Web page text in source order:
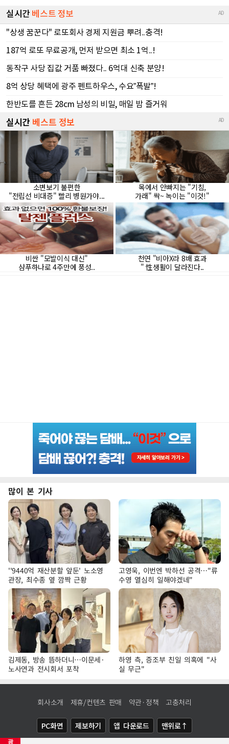
광
많이 본 기사
''9440억 재산분할 앞둔' 노소영
관장, 최수종 옆 깜짝 근황
고영욱, 이번엔 박하선 공격…"류
수영 열심히 일해야겠네"
김제동, 방송 뜸하더니…이문세·
노사연과 전시회서 포착
하영 측, 증조부 친일 의혹에 "사
실 무근"
회사소개 제휴/컨텐츠 판매 약관·정책 고충처리
PC화면 제보하기 앱 다운로드 맨위로↑